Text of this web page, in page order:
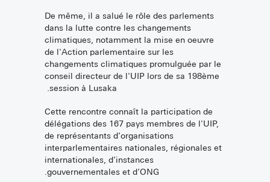
De même, il a salué le rôle des parlements
dans la lutte contre les changements
climatiques, notamment la mise en oeuvre
de l'Action parlementaire sur les
changements climatiques promulguée par le
conseil directeur de l'UIP lors de sa 198ème
session à Lusaka.
Cette rencontre connaît la participation de
délégations des 167 pays membres de l'UIP,
de représentants d’organisations
interparlementaires nationales, régionales et
internationales, d’instances
gouvernementales et d’ONG.